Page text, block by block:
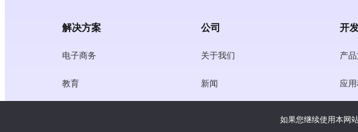
解决方案
电子商务
教育
公司
关于我们
新闻
开
产
应
如果您继续使用本网